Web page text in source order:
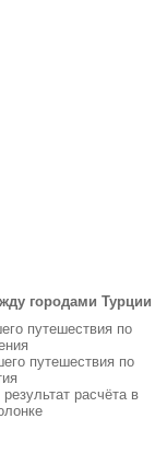
городами Турции
путешествия по
путешествия по
расчёта в